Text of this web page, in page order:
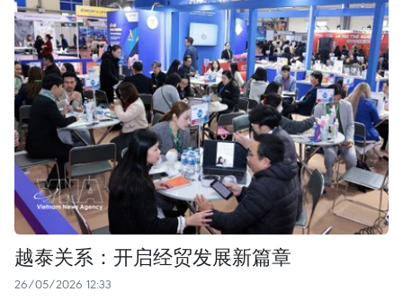
越泰关系：开启经贸发展新篇章
26/05/2026 12:33